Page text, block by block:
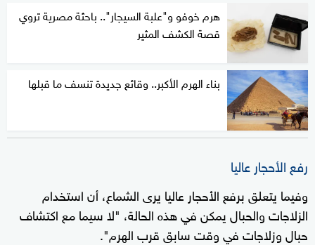
هرم خوفو و"علبة السيجار".. باحثة مصرية تروي
قصة الكشف المثير
بناء الهرم الأكبر.. وقائع جديدة تنسف ما قبلها
رفع الأحجار عاليا
وفيما يتعلق برفع الأحجار عاليا يرى الشماع، أن استخدام
الزلاجات والحبال يمكن في هذه الحالة، "لا سيما مع اكتشاف
حبال وزلاجات في وقت سابق قرب الهرم".